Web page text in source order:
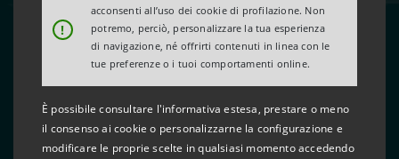
!
acconsenti all’uso dei cookie di profilazione. Non
potremo, perciò, personalizzare la tua esperienza
di navigazione, né offrirti contenuti in linea con le
tue preferenze o i tuoi comportamenti online.
È possibile consultare l'informativa estesa, prestare o meno
il consenso ai cookie o personalizzarne la configurazione e
modificare le proprie scelte in qualsiasi momento accedendo
Curling ai Giochi Olimpici
Invernali di Milano Cortina
2026:
regole e curiosità